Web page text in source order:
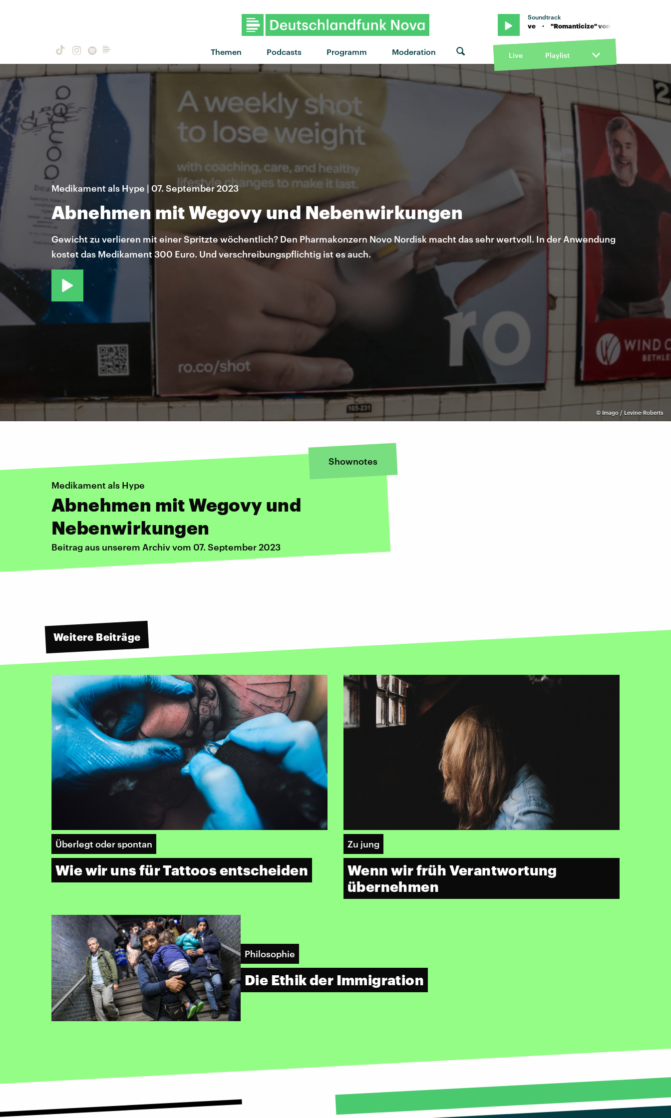
Themen Podcasts Programm Moderation
Soundtrack
"Romanticize" von Tkay Maidza & Jenevieve · "Romanticize" von Tkay Maidza & Jenevieve ·
Live Playlist
© Imago / Levine-Roberts
Medikament als Hype | 07. September 2023
Abnehmen mit Wegovy und Nebenwirkungen
Gewicht zu verlieren mit einer Spritzte wöchentlich? Den Pharmakonzern Novo Nordisk macht das sehr wertvoll. In der Anwendung
kostet das Medikament 300 Euro. Und verschreibungspflichtig ist es auch.
Shownotes
Medikament als Hype
Abnehmen mit Wegovy und
Nebenwirkungen
Beitrag aus unserem Archiv vom 07. September 2023
Weitere Beiträge
Überlegt oder spontan
Wie wir uns für Tattoos entscheiden
Zu jung
Wenn wir früh Verantwortung
übernehmen
Philosophie
Die Ethik der Immigration